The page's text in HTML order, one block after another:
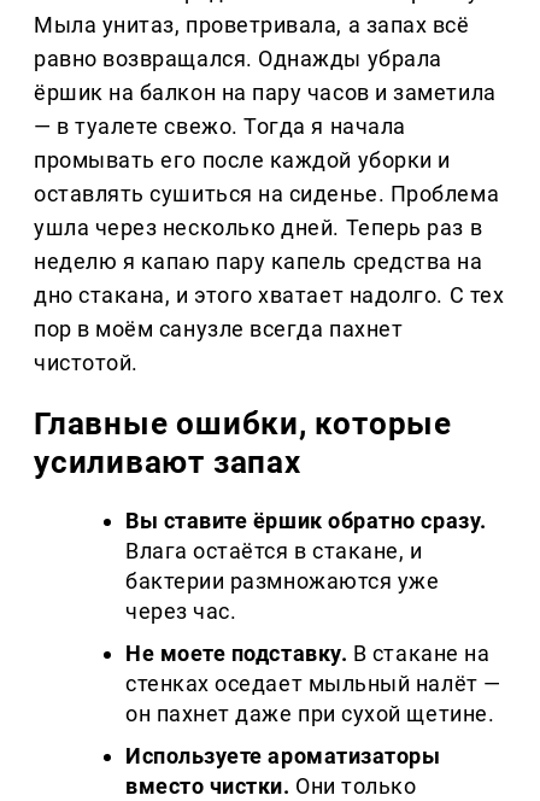
Мыла унитаз, проветривала, а запах всё
равно возвращался. Однажды убрала
ёршик на балкон на пару часов и заметила
— в туалете свежо. Тогда я начала
промывать его после каждой уборки и
оставлять сушиться на сиденье. Проблема
ушла через несколько дней. Теперь раз в
неделю я капаю пару капель средства на
дно стакана, и этого хватает надолго. С тех
пор в моём санузле всегда пахнет
чистотой.
Главные ошибки, которые
усиливают запах
Вы ставите ёршик обратно сразу.
Влага остаётся в стакане, и
бактерии размножаются уже
через час.
Не моете подставку. В стакане на
стенках оседает мыльный налёт —
он пахнет даже при сухой щетине.
Используете ароматизаторы
вместо чистки. Они только